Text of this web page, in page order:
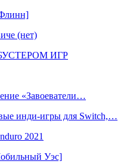
(нет)
ИГР
«Завоеватели…
инди-игры для Switch,…
2021
Уэс]